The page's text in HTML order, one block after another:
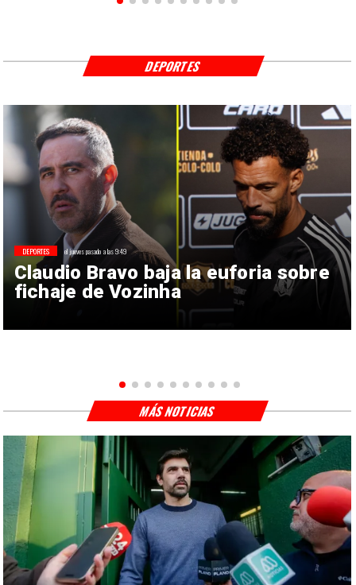
Claudio Bravo baja la euforia sobre
fichaje de Vozinha
DEPORTES el jueves pasado a las 9:49
DEPORTES
MÁS NOTICIAS